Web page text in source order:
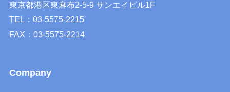
東京都港区東麻布2-5-9 サンエイビル1F
TEL：03-5575-2215
FAX：03-5575-2214
Company